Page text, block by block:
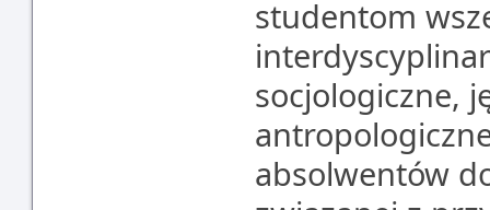
studentom
socjologiczne,
absolwentów